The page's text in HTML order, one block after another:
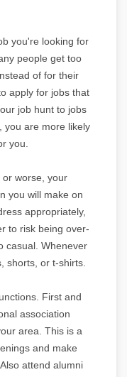
you're looking for
people get too
of for their
apply for jobs that
job hunt to jobs
you are more likely
you.
worse, your
you will make on
appropriately,
to risk being over-
casual. Whenever
shorts, or t-shirts.
First and
association
area. This is a
and make
attend alumni